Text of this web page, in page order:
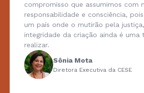
compromisso que assumimos com
responsabilidade e consciência,
um país onde o mutirão pela
integridade da criação ainda é uma
realizar.
Sônia Mota
Diretora Executiva da CESE